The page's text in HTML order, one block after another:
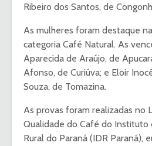
Ribeiro dos Santos, de
As mulheres foram destaque
categoria Café Natural. As
Aparecida de Araújo, de
Afonso, de Curiúva; e Eloir
Souza, de Tomazina.
As provas foram realizadas no
Qualidade do Café do
Rural do Paraná (IDR Paraná),